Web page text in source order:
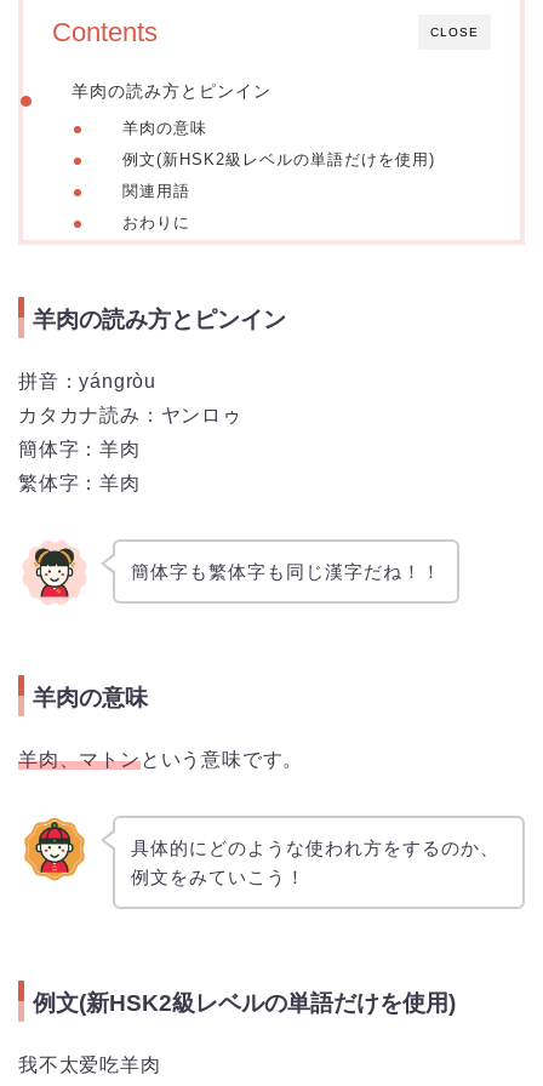
CLOSE
Contents
羊肉の読み方とピンイン
羊肉の意味
例文(新HSK2級レベルの単語だけを使用)
関連用語
おわりに
羊肉の読み方とピンイン
拼音：yángròu
カタカナ読み：ヤンロゥ
簡体字：羊肉
繁体字：羊肉
簡体字も繁体字も同じ漢字だね！！
羊肉の意味
羊肉、マトンという意味です。
具体的にどのような使われ方をするのか、
例文をみていこう！
例文(新HSK2級レベルの単語だけを使用)
我不太爱吃羊肉